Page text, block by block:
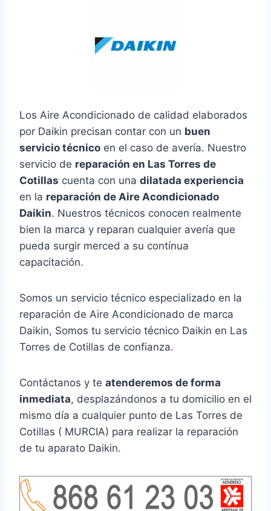
Los Aire Acondicionado de calidad elaborados
por Daikin precisan contar con un buen
servicio técnico en el caso de avería. Nuestro
servicio de reparación en Las Torres de
Cotillas cuenta con una dilatada experiencia
en la reparación de Aire Acondicionado
Daikin. Nuestros técnicos conocen realmente
bien la marca y reparan cualquier avería que
pueda surgir merced a su contínua
capacitación.
Somos un servicio técnico especializado en la
reparación de Aire Acondicionado de marca
Daikin, Somos tu servicio técnico Daikin en Las
Torres de Cotillas de confianza.
Contáctanos y te atenderemos de forma
inmediata, desplazándonos a tu domicilio en el
mismo día a cualquier punto de Las Torres de
Cotillas ( MURCIA) para realizar la reparación
de tu aparato Daikin.